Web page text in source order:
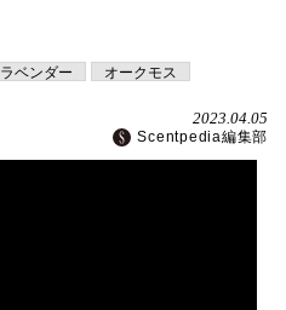
ラベンダー
オークモス
2023.04.05
Scentpedia編集部